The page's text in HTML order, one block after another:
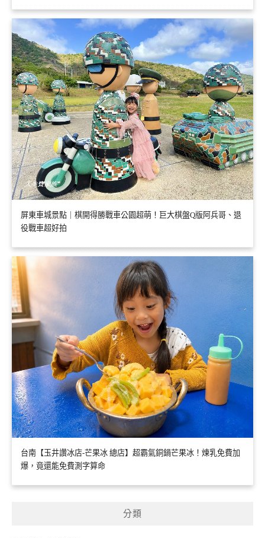
屏東車城景點｜棋開得勝戰車公園超萌！巨大棋盤Q版阿兵哥、退
役戰車超好拍
台南【玉井讚冰店-芒果冰 總店】超霸氣銅鍋芒果冰！煉乳免費加
爆，竟還能免費測字算命
分類